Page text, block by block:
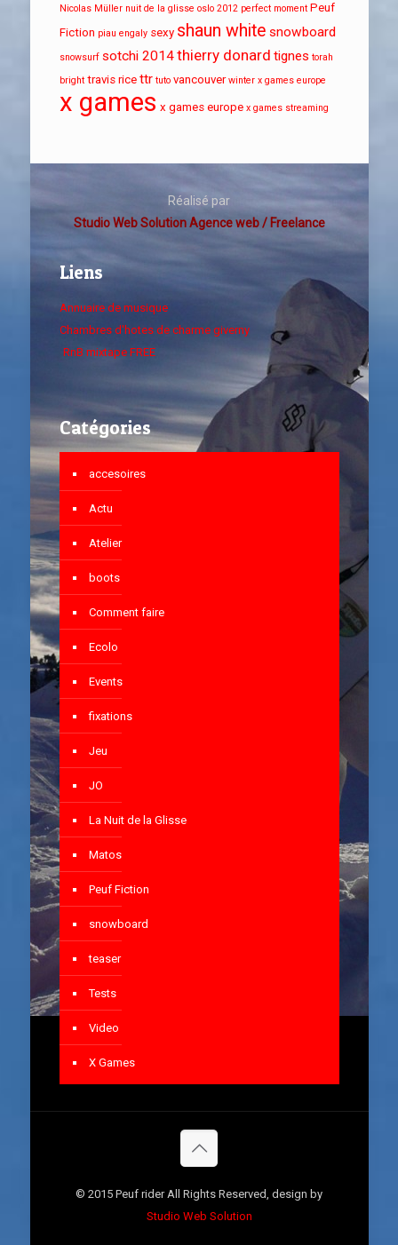
Nicolas Müller nuit de la glisse oslo 2012 perfect moment Peuf
Fiction piau engaly sexy shaun white snowboard
snowsurf sotchi 2014thierry donard tignes torah
bright travis rice ttr tuto vancouver winter x games europe
x games x games europe x games streaming
Réalisé par
Studio Web Solution Agence web / Freelance
Liens
Annuaire de musique
Chambres d'hotes de charme giverny
RnB mixtape FREE
Catégories
accesoires
Actu
Atelier
boots
Comment faire
Ecolo
Events
fixations
Jeu
JO
La Nuit de la Glisse
Matos
Peuf Fiction
snowboard
teaser
Tests
Video
X Games
© 2015 Peuf rider All Rights Reserved, design by
Studio Web Solution